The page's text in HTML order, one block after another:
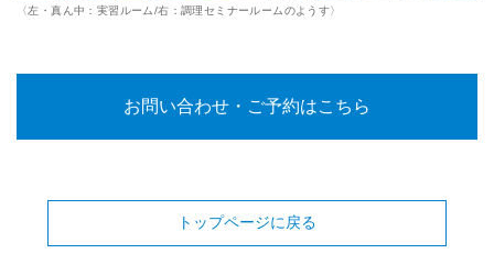
〈左・真ん中：実習ルーム/右：調理セミナールームのようす〉
お問い合わせ・ご予約はこちら
トップページに戻る